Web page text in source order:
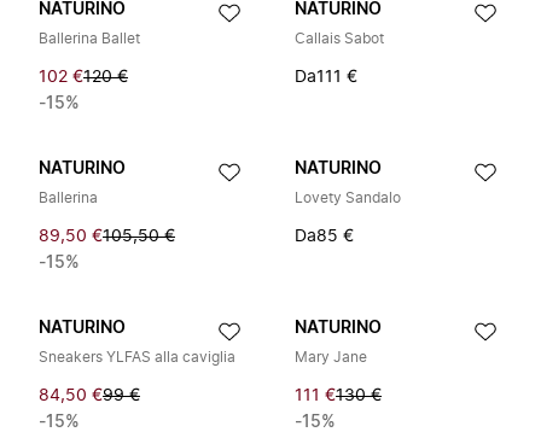
NATURINO
Ballerina Ballet
102 €120 €
-15%
NATURINO
Callais Sabot
Da111 €
NATURINO
Ballerina
89,50 €105,50 €
-15%
NATURINO
Lovety Sandalo
Da85 €
NATURINO
Sneakers YLFAS alla caviglia
84,50 €99 €
-15%
NATURINO
Mary Jane
111 €130 €
-15%